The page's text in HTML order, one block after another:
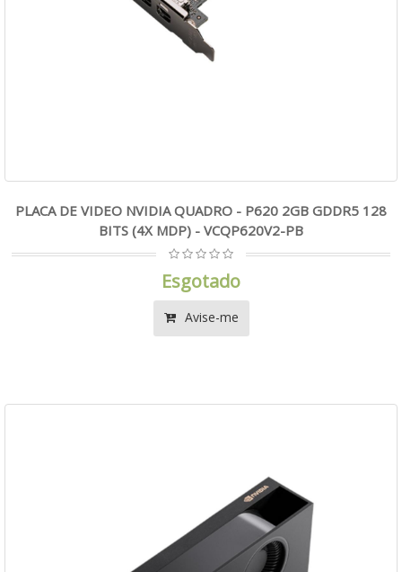
PLACA DE VIDEO NVIDIA QUADRO - P620 2GB GDDR5 128
BITS (4X MDP) - VCQP620V2-PB
Esgotado
Avise-me